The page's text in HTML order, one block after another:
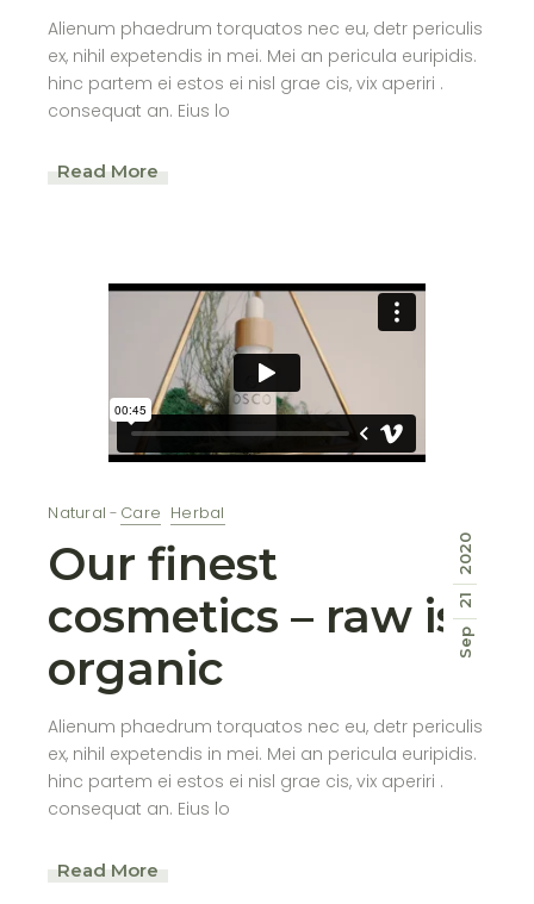
Alienum phaedrum torquatos nec eu, detr periculis
ex, nihil expetendis in mei. Mei an pericula euripidis.
hinc partem ei estos ei nisl grae cis, vix aperiri .
consequat an. Eius lo
Read More
Sep
21
2020
Natural Care Herbal
Our finest
cosmetics – raw is
organic
Alienum phaedrum torquatos nec eu, detr periculis
ex, nihil expetendis in mei. Mei an pericula euripidis.
hinc partem ei estos ei nisl grae cis, vix aperiri .
consequat an. Eius lo
Read More